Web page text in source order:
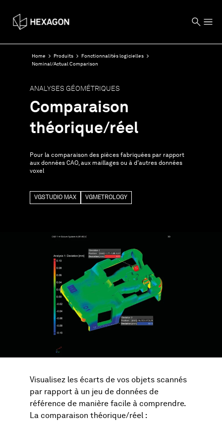
Home Produits
Fonctionnalités logicielles
Nominal/Actual Comparison
ANALYSES GÉOMÉTRIQUES
Comparaison
théorique/réel
Pour la comparaison des pièces fabriquées par rapport
aux données CAO, aux maillages ou à d’autres données
voxel
VGSTUDIO MAX VGMETROLOGY
Visualisez les écarts de vos objets scannés
par rapport à un jeu de données de
référence de manière facile à comprendre.
La comparaison théorique/réel :